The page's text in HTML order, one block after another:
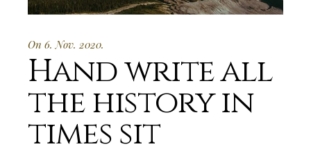
On 6. Nov. 2020.
Hand write all
the history in
times sit